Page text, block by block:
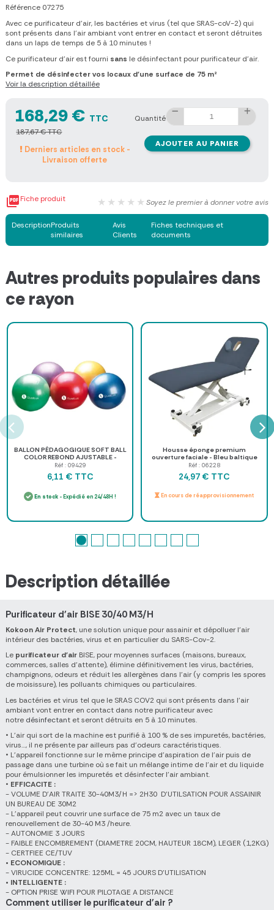
Référence 07275
Avec ce purificateur d'air, les bactéries et virus (tel que SRAS-coV-2) qui
sont présents dans l’air ambiant vont entrer en contact et seront détruites
dans un laps de temps de 5 à 10 minutes !
Ce purificateur d'air est fourni sans le désinfectant pour purificateur d'air.
Permet de désinfecter vos locaux d'une surface de 75 m²
Voir la description détaillée
168,29 € TTC
187,67 € TTC
Derniers articles en stock -
Livraison offerte
Quantité
AJOUTER AU PANIER
Fiche produit ★★★★★ Soyez le premier à donner votre avis
DescriptionProduits
similaires
Avis
Clients
Fiches techniques et
documents
Autres produits populaires dans
ce rayon
BALLON PÉDAGOGIQUE SOFT BALL
COLOR REBOND AJUSTABLE -
diamètre 25 cm
Réf : 09429
6,11 € TTC
En stock - Expédié en 24/48H !
Housse éponge premium
ouverture faciale - Bleu baltique
Réf : 06228
24,97 € TTC
En cours de réapprovisionnement
Description détaillée
Purificateur d'air BISE 30/40 M3/H
Kokoon Air Protect, une solution unique pour assainir et dépolluer l’air
intérieur des bactéries, virus et en particulier du SARS-Cov-2.
Le purificateur d'air BISE, pour moyennes surfaces (maisons, bureaux,
commerces, salles d'attente), élimine définitivement les virus, bactéries,
champignons, odeurs et réduit les allergènes dans l’air (y compris les spores
de moisissure), les polluants chimiques ou particulaires.
Les bactéries et virus tel que le SRAS COV2 qui sont présents dans l’air
ambiant vont entrer en contact dans notre purificateur avec
notre désinfectant et seront détruits en 5 à 10 minutes.
• L’air qui sort de la machine est purifié à 100 % de ses impuretés, bactéries,
virus…, il ne présente par ailleurs pas d’odeurs caractéristiques.
• L'appareil fonctionne sur le même principe d’aspiration de l’air puis de
passage dans une turbine où se fait un mélange intime de l’air et du liquide
pour émulsionner les impuretés et désinfecter l’air ambiant.
• EFFICACITE :
- VOLUME D'AIR TRAITE 30-40M3/H => 2H30 D’UTILSATION POUR ASSAINIR
UN BUREAU DE 30M2
- L’appareil peut couvrir une surface de 75 m2 avec un taux de
renouvellement de 30-40 M3 /heure.
- AUTONOMIE 3 JOURS
- FAIBLE ENCOMBREMENT (DIAMETRE 20CM, HAUTEUR 18CM), LEGER (1,2KG)
- CERTFIEE CE/TUV
• ECONOMIQUE :
- VIRUCIDE CONCENTRE: 125ML = 45 JOURS D’UTILISATION
• INTELLIGENTE :
- OPTION PRISE WIFI POUR PILOTAGE A DISTANCE
Comment utiliser le purificateur d'air ?